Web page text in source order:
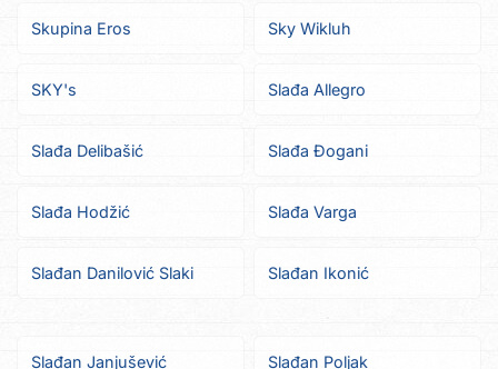
Skupina Eros Sky Wikluh
SKY's Slađa Allegro
Slađa Delibašić Slađa Đogani
Slađa Hodžić Slađa Varga
Slađan Danilović Slaki Slađan Ikonić
Slađan Janjušević Slađan Poljak